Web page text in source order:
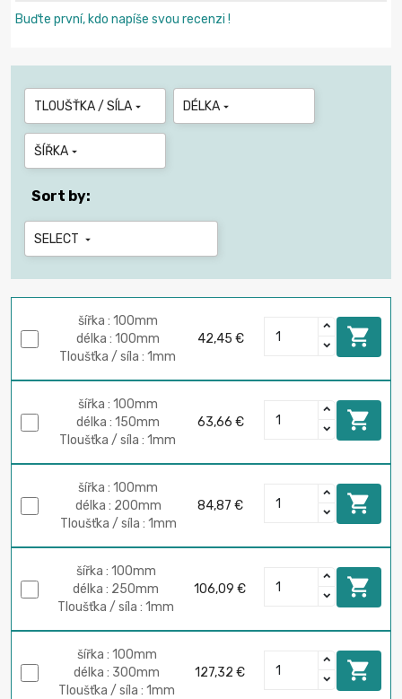
Buďte první, kdo napíše svou recenzi !
TLOUŠŤKA / SÍLA  DÉLKA 
ŠÍŘKA 
Sort by:
SELECT 
šířka : 100mm
délka : 100mm
Tloušťka / síla : 1mm
42,45 € 
šířka : 100mm
délka : 150mm
Tloušťka / síla : 1mm
63,66 € 
šířka : 100mm
délka : 200mm
Tloušťka / síla : 1mm
84,87 € 
šířka : 100mm
délka : 250mm
Tloušťka / síla : 1mm
106,09 € 
šířka : 100mm
délka : 300mm
Tloušťka / síla : 1mm
127,32 € 